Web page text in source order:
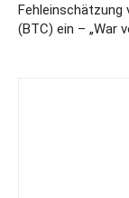
Fehleinschätzung
(BTC) ein – „War